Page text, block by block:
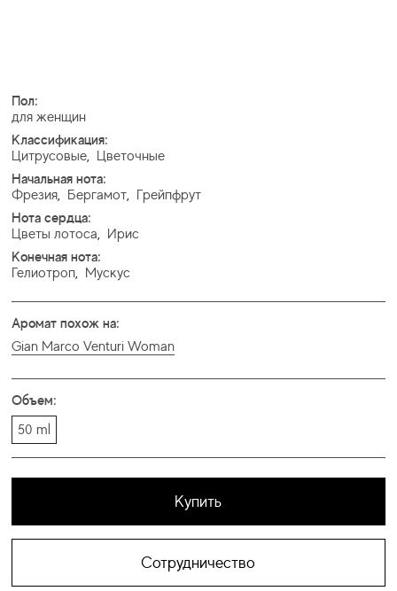
Пол:
для женщин
Классификация:
Цитрусовые, Цветочные
Начальная нота:
Фрезия, Бергамот, Грейпфрут
Нота сердца:
Цветы лотоса, Ирис
Конечная нота:
Гелиотроп, Мускус
Аромат похож на:
Gian Marco Venturi Woman
Объем:
50 ml
Купить
Сотрудничество